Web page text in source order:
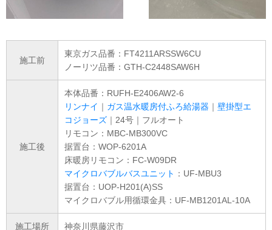
施工前
東京ガス品番：FT4211ARSSW6CU
ノーリツ品番：GTH-C2448SAW6H
施工後
本体品番：RUFH-E2406AW2-6
リンナイ ｜ ガス温水暖房付ふろ給湯器 ｜ 壁掛型エ
コジョーズ ｜24号｜フルオート
リモコン：MBC-MB300VC
据置台：WOP-6201A
床暖房リモコン：FC-W09DR
マイクロバブルバスユニット ：UF-MBU3
据置台：UOP-H201(A)SS
マイクロバブル用循環金具：UF-MB1201AL-10A
施工場所 神奈川県藤沢市